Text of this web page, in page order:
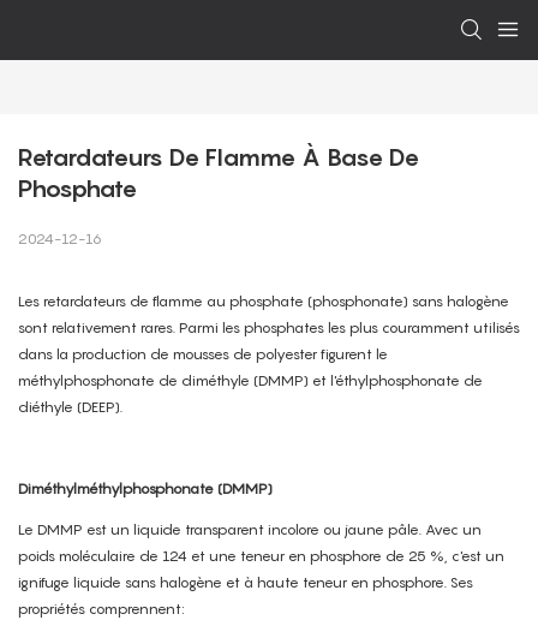
Retardateurs De Flamme À Base De
Phosphate
2024-12-16
Les retardateurs de flamme au phosphate (phosphonate) sans halogène
sont relativement rares. Parmi les phosphates les plus couramment utilisés
dans la production de mousses de polyester figurent le
méthylphosphonate de diméthyle (DMMP) et l'éthylphosphonate de
diéthyle (DEEP).
Diméthylméthylphosphonate (DMMP)
Le DMMP est un liquide transparent incolore ou jaune pâle. Avec un
poids moléculaire de 124 et une teneur en phosphore de 25 %, c'est un
ignifuge liquide sans halogène et à haute teneur en phosphore. Ses
propriétés comprennent: